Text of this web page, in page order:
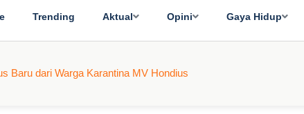
Trending Aktual Opini Gaya Hidup
Baru dari Warga Karantina MV Hondius